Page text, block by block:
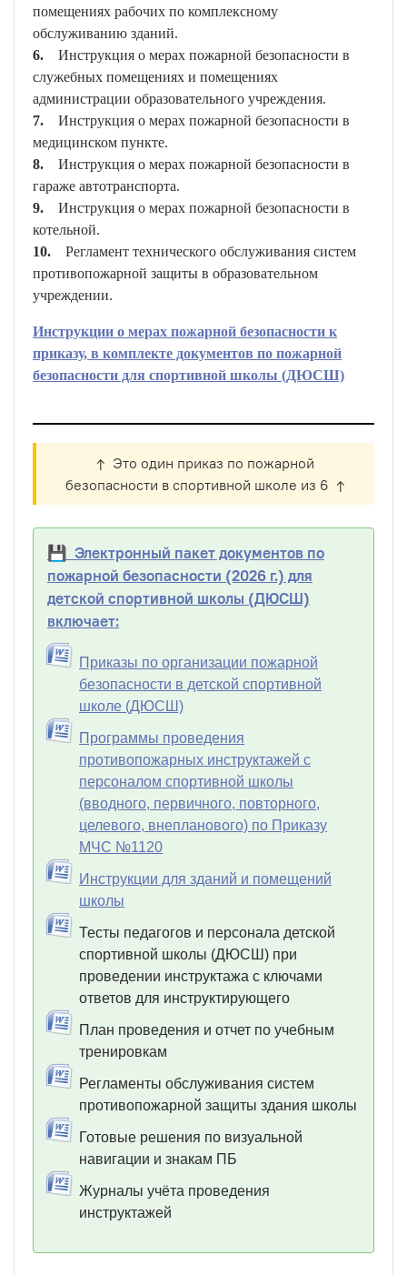
помещениях рабочих по комплексному
обслуживанию зданий.
6. Инструкция о мерах пожарной безопасности в
служебных помещениях и помещениях
администрации образовательного учреждения.
7. Инструкция о мерах пожарной безопасности в
медицинском пункте.
8. Инструкция о мерах пожарной безопасности в
гараже автотранспорта.
9.
Инструкция о мерах пожарной безопасности в
котельной.
10. Регламент технического обслуживания систем
противопожарной защиты в образовательном
учреждении.
Инструкции о мерах пожарной безопасности к
приказу, в комплекте документов по пожарной
безопасности для спортивной школы (ДЮСШ)
↑ Это один приказ по пожарной
безопасности в спортивной школе из 6 ↑
💾 Электронный пакет документов по
пожарной безопасности (2026 г.) для
детской спортивной школы (ДЮСШ)
включает:
Приказы по организации пожарной
безопасности в детской спортивной
школе (ДЮСШ)
Программы проведения
противопожарных инструктажей с
персоналом спортивной школы
(вводного, первичного, повторного,
целевого, внепланового) по Приказу
МЧС №1120
Инструкции для зданий и помещений
школы
Тесты педагогов и персонала детской
спортивной школы (ДЮСШ) при
проведении инструктажа с ключами
ответов для инструктирующего
План проведения и отчет по учебным
тренировкам
Регламенты обслуживания систем
противопожарной защиты здания школы
Готовые решения по визуальной
навигации и знакам ПБ
Журналы учёта проведения
инструктажей